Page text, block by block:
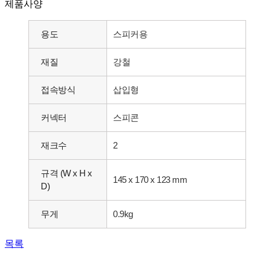
제품사양
용도 스피커용
재질 강철
접속방식 삽입형
커넥터 스피콘
재크수 2
규격 (W x H x
D)
145 x 170 x 123 mm
무게 0.9kg
목록